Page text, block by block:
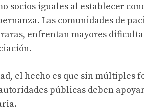
socios iguales al establecer
Las comunidades de
enfrentan mayores
el hecho es que sin múltiples
públicas deben